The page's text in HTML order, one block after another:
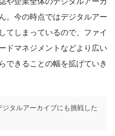
。今の時点ではデジタルアー
てしまっているので、ファイ
ドマネジメントなどより広い
できることの幅を拡げていき
タルアーカイブにも挑戦した